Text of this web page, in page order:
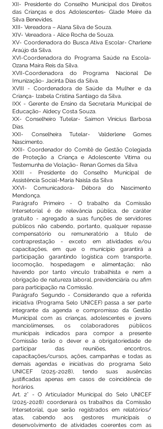
XII- Presidente do Conselho Municipal dos Direitos
das Crianças e dos Adolescentes- Glade Meire da
Silva Benevides.
XIII- Vereadora – Alana Silva de Souza.
XIV- Vereadora - Alice Rocha de Souza.
XV- Coordenadora do Busca Ativa Escolar- Charlene
Araújo da Silva.
XVI-Coordenadora do Programa Saúde na Escola-
Ozana Maira Reis da Silva.
XVII-Coordenadora do Programa Nacional De
Imunização- Jacinta Dias da Silva.
XVIII - Coordenadora de Saúde da Mulher e da
Criança- Izabela Cristina Santiago da Silva.
IXX - Gerente de Ensino da Secretaria Municipal de
Educação- Aldecy Costa Souza.
XX- Conselheiro Tutelar- Saimon Vinicius Barbosa
Dias.
XXI- Conselheira Tutelar- Valderlene Gomes
Nascimento.
XXII- Coordenador do Comitê de Gestão Colegiada
de Proteção a Criança e Adolescente Vitima ou
Testemunha de Violação- Renan Gomes da Silva
XXIII - Presidente do Conselho Municipal de
Assistência Social-Maria Naisla da Silva
XXVI- Comunicadora- Débora do Nascimento
Mendonça.
Parágrafo Primeiro - O trabalho da Comissão
Intersetorial é de relevância pública, de caráter
gratuito - agregado a suas funções de servidores
públicos não cabendo, portanto, qualquer repasse
compensatório ou remuneratório a título de
contraprestação - exceto em atividades e/ou
capacitações, em que o município garantirá a
participação garantindo logística com transporte,
locomoção, hospedagem e alimentação; não
havendo por tanto vínculo trabalhista e nem a
obrigação de natureza laboral, previdenciária ou afim
para participação na Comissão.
Parágrafo Segundo - Considerando que a referida
iniciativa (Programa Selo UNICEF) passa a ser parte
integrante da agenda e compromisso da Gestão
Municipal com as crianças, adolescentes e jovens
manciolimenses, os colaboradores públicos
municipais indicados para compor a presente
Comissão terão o dever e a obrigatoriedade de
participar das reuniões, encontros,
capacitações/cursos, ações, campanhas e todas as
demais agendas e iniciativas do programa Selo
UNICEF (2025-2028), tendo suas ausências
justificadas apenas em casos de coincidência de
horários.
Art. 2° - O Articulador Municipal do Selo UNICEF
(2025-2028) coordenará os trabalhos da Comissão
Intersetorial, que serão registrados em relatórios/
atas, cabendo aos gestores municipais o
desenvolvimento de atividades coerentes com as